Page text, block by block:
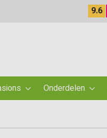
9.6
Onderdelen